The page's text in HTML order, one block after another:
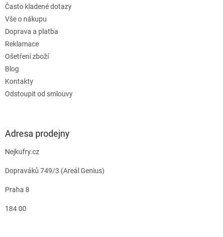
Často kladené dotazy
Vše o nákupu
Doprava a platba
Reklamace
Ošetření zboží
Blog
Kontakty
Odstoupit od smlouvy
Adresa prodejny
Nejkufry.cz
Dopraváků 749/3 (Areál Genius)
Praha 8
184 00